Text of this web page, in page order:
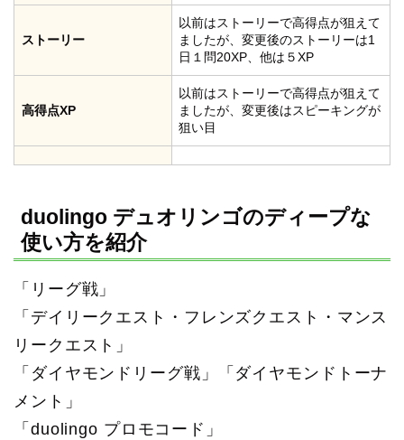
ストーリー
以前はストーリーで高得点が狙えて
ましたが、変更後のストーリーは1
日１問20XP、他は５XP
高得点XP
以前はストーリーで高得点が狙えて
ましたが、変更後はスピーキングが
狙い目
duolingo デュオリンゴのディープな
使い方を紹介
「リーグ戦」
「デイリークエスト・フレンズクエスト・マンス
リークエスト」
「ダイヤモンドリーグ戦」「ダイヤモンドトーナ
メント」
「duolingo プロモコード」